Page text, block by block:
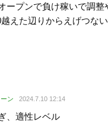
ープンで負け稼いで調整
えた辺りからえげつな
ン 2024.7.10 12:14
、適性レベル